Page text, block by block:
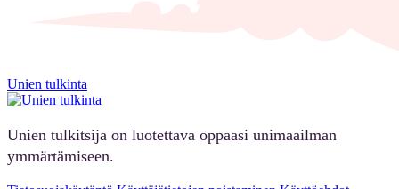
Unien tulkinta
Unien tulkitsija on luotettava oppaasi unimaailman
ymmärtämiseen.